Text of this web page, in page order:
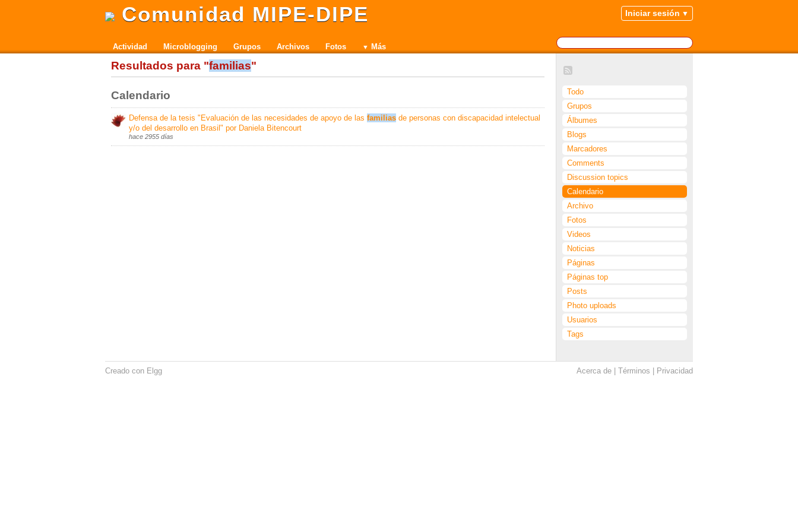
Comunidad MIPE-DIPE Iniciar sesión
Actividad Microblogging Grupos Archivos Fotos Más
Todo
Grupos
Álbumes
Blogs
Marcadores
Comments
Discussion topics
Calendario
Archivo
Fotos
Videos
Noticias
Páginas
Páginas top
Posts
Photo uploads
Usuarios
Tags
Resultados para "familias"
Calendario
Defensa de la tesis "Evaluación de las necesidades de apoyo de las familias de personas con discapacidad intelectual
y/o del desarrollo en Brasil" por Daniela Bitencourt
hace 2955 días
Acerca de Términos Privacidad
Creado con Elgg